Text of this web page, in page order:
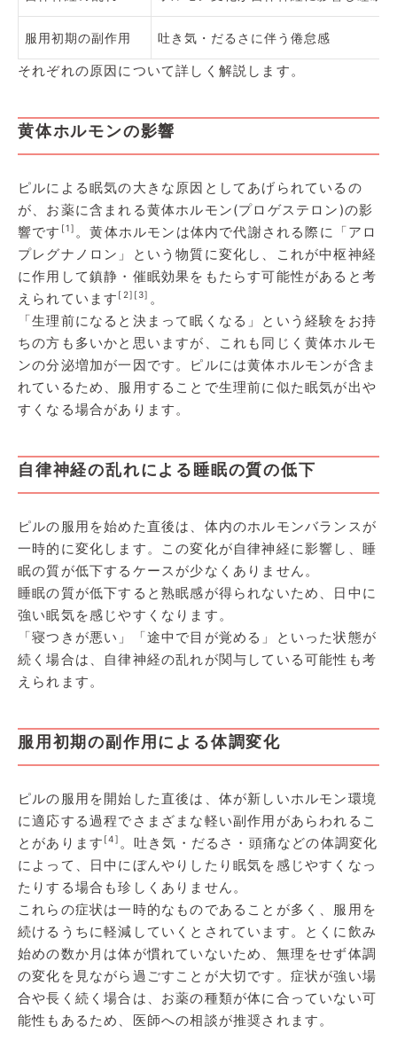
服用初期の副作用 吐き気・だるさに伴う倦怠感
それぞれの原因について詳しく解説します。
黄体ホルモンの影響
ピルによる眠気の大きな原因としてあげられているの
が、お薬に含まれる黄体ホルモン(プロゲステロン)の影
響です [1] 。黄体ホルモンは体内で代謝される際に「アロ
プレグナノロン」という物質に変化し、これが中枢神経
に作用して鎮静・催眠効果をもたらす可能性があると考
えられています [2] [3] 。
「生理前になると決まって眠くなる」という経験をお持
ちの方も多いかと思いますが、これも同じく黄体ホルモ
ンの分泌増加が一因です。ピルには黄体ホルモンが含ま
れているため、服用することで生理前に似た眠気が出や
すくなる場合があります。
自律神経の乱れによる睡眠の質の低下
ピルの服用を始めた直後は、体内のホルモンバランスが
一時的に変化します。この変化が自律神経に影響し、睡
眠の質が低下するケースが少なくありません。
睡眠の質が低下すると熟眠感が得られないため、日中に
強い眠気を感じやすくなります。
「寝つきが悪い」「途中で目が覚める」といった状態が
続く場合は、自律神経の乱れが関与している可能性も考
えられます。
服用初期の副作用による体調変化
ピルの服用を開始した直後は、体が新しいホルモン環境
に適応する過程でさまざまな軽い副作用があらわれるこ
とがあります [4] 。吐き気・だるさ・頭痛などの体調変化
によって、日中にぼんやりしたり眠気を感じやすくなっ
たりする場合も珍しくありません。
これらの症状は一時的なものであることが多く、服用を
続けるうちに軽減していくとされています。とくに飲み
始めの数か月は体が慣れていないため、無理をせず体調
の変化を見ながら過ごすことが大切です。症状が強い場
合や長く続く場合は、お薬の種類が体に合っていない可
能性もあるため、医師への相談が推奨されます。